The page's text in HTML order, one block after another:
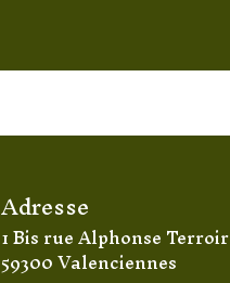
Adresse
1 Bis rue Alphonse Terroir
59300 Valenciennes